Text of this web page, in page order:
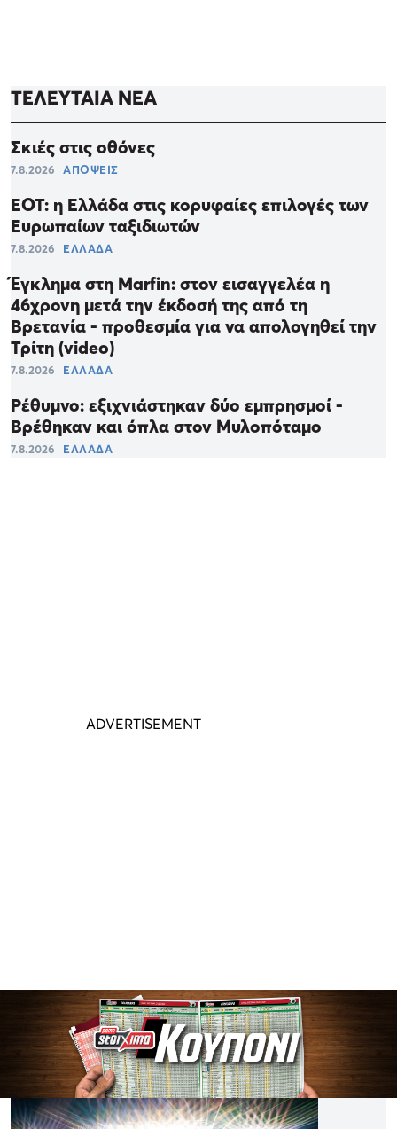
ΤΕΛΕΥΤΑΙΑ ΝΕΑ
Σκιές στις οθόνες
7.8.2026 ΑΠΟΨΕΙΣ
ΕΟΤ: η Ελλάδα στις κορυφαίες επιλογές των
Ευρωπαίων ταξιδιωτών
7.8.2026 ΕΛΛΑΔΑ
Έγκλημα στη Marfin: στον εισαγγελέα η
46χρονη μετά την έκδοσή της από τη
Βρετανία - προθεσμία για να απολογηθεί την
Τρίτη (video)
7.8.2026 ΕΛΛΑΔΑ
Ρέθυμνο: εξιχνιάστηκαν δύο εμπρησμοί -
Βρέθηκαν και όπλα στον Μυλοπόταμο
7.8.2026 ΕΛΛΑΔΑ